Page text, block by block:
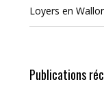
Loyers en
Publications